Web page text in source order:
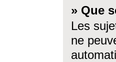
» Que
Les
ne